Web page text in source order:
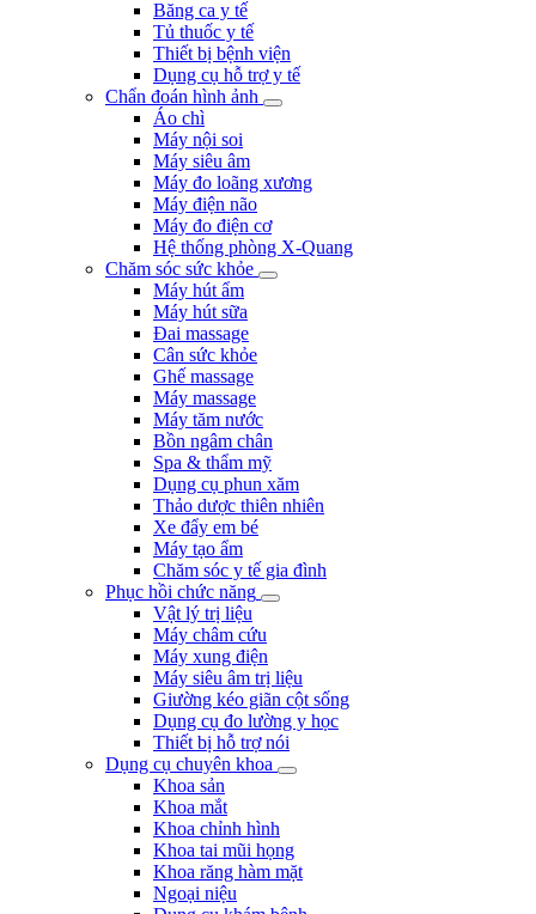
Băng ca y tế
Tủ thuốc y tế
Thiết bị bệnh viện
Dụng cụ hỗ trợ y tế
Chẩn đoán hình ảnh
Áo chì
Máy nội soi
Máy siêu âm
Máy đo loãng xương
Máy điện não
Máy đo điện cơ
Hệ thống phòng X-Quang
Chăm sóc sức khỏe
Máy hút ẩm
Máy hút sữa
Đai massage
Cân sức khỏe
Ghế massage
Máy massage
Máy tăm nước
Bồn ngâm chân
Spa & thẩm mỹ
Dụng cụ phun xăm
Thảo dược thiên nhiên
Xe đẩy em bé
Máy tạo ẩm
Chăm sóc y tế gia đình
Phục hồi chức năng
Vật lý trị liệu
Máy châm cứu
Máy xung điện
Máy siêu âm trị liệu
Giường kéo giãn cột sống
Dụng cụ đo lường y học
Thiết bị hỗ trợ nói
Dụng cụ chuyên khoa
Khoa sản
Khoa mắt
Khoa chỉnh hình
Khoa tai mũi họng
Khoa răng hàm mặt
Ngoại niệu